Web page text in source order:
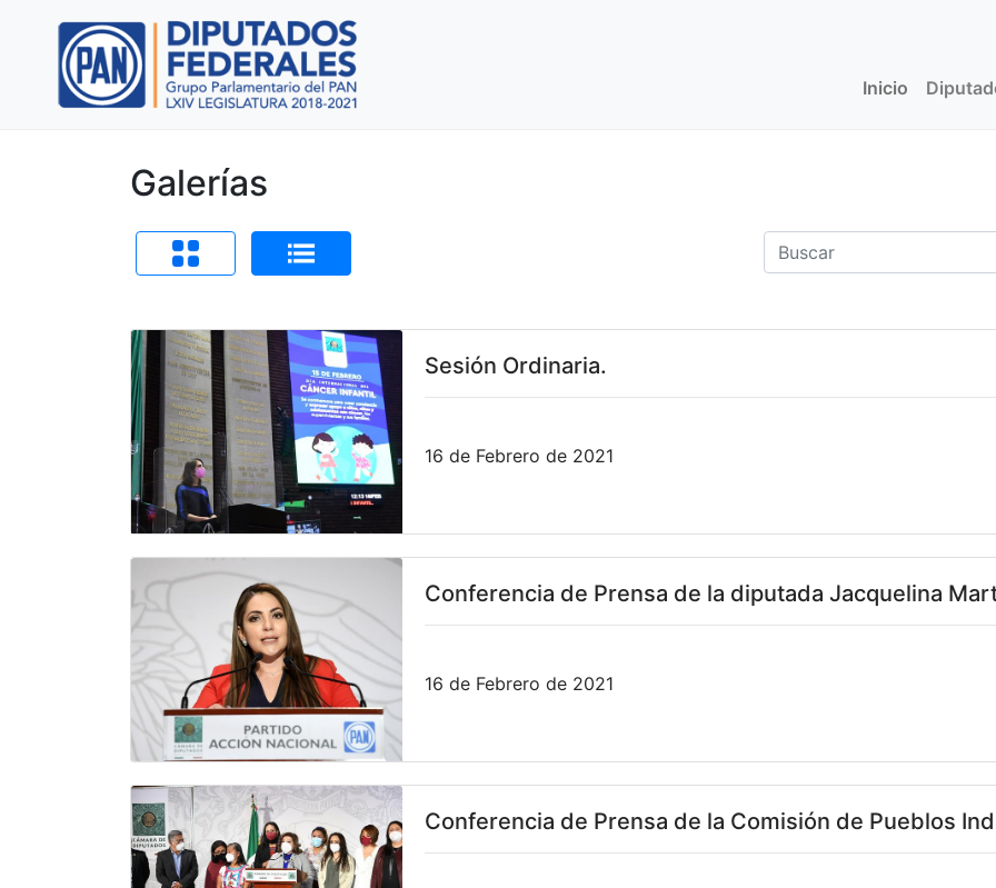
Inicio (current)
Galerías
Sesión Ordinaria.
16 de Febrero de 2021
Conferencia de Prensa de la diputada Jacquelina
16 de Febrero de 2021
Conferencia de Prensa de la Comisión de Pueblos